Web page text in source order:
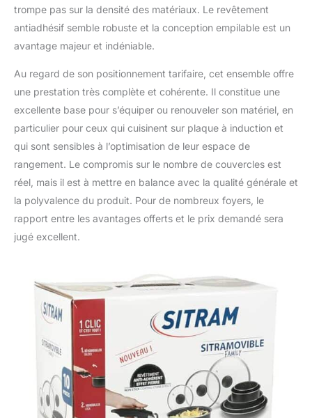
trompe pas sur la densité des matériaux. Le revêtement
antiadhésif semble robuste et la conception empilable est un
avantage majeur et indéniable.
Au regard de son positionnement tarifaire, cet ensemble offre
une prestation très complète et cohérente. Il constitue une
excellente base pour s’équiper ou renouveler son matériel, en
particulier pour ceux qui cuisinent sur plaque à induction et
qui sont sensibles à l’optimisation de leur espace de
rangement. Le compromis sur le nombre de couvercles est
réel, mais il est à mettre en balance avec la qualité générale et
la polyvalence du produit. Pour de nombreux foyers, le
rapport entre les avantages offerts et le prix demandé sera
jugé excellent.